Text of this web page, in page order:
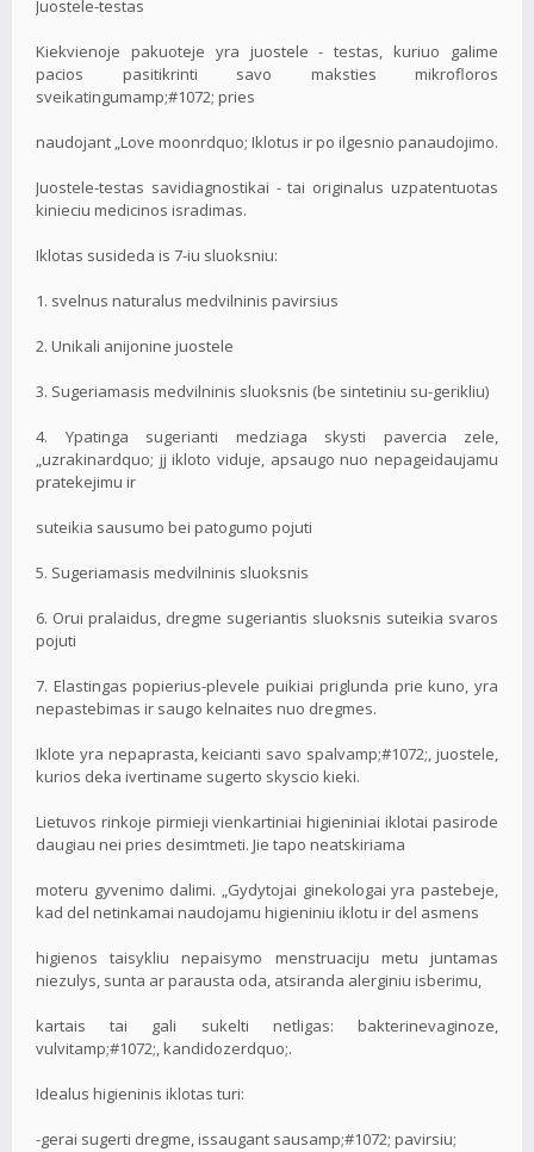
Juostele-testas
Kiekvienoje pakuoteje yra juostele - testas, kuriuo galime
pacios pasitikrinti savo maksties mikrofloros
sveikatingumamp;#1072; pries
naudojant „Love moonrdquo; Iklotus ir po ilgesnio panaudojimo.
Juostele-testas savidiagnostikai - tai originalus uzpatentuotas
kinieciu medicinos isradimas.
Iklotas susideda is 7-iu sluoksniu:
1. svelnus naturalus medvilninis pavirsius
2. Unikali anijonine juostele
3. Sugeriamasis medvilninis sluoksnis (be sintetiniu su-gerikliu)
4. Ypatinga sugerianti medziaga skysti pavercia zele,
„uzrakinardquo; jj ikloto viduje, apsaugo nuo nepageidaujamu
pratekejimu ir
suteikia sausumo bei patogumo pojuti
5. Sugeriamasis medvilninis sluoksnis
6. Orui pralaidus, dregme sugeriantis sluoksnis suteikia svaros
pojuti
7. Elastingas popierius-plevele puikiai priglunda prie kuno, yra
nepastebimas ir saugo kelnaites nuo dregmes.
Iklote yra nepaprasta, keicianti savo spalvamp;#1072;, juostele,
kurios deka ivertiname sugerto skyscio kieki.
Lietuvos rinkoje pirmieji vienkartiniai higieniniai iklotai pasirode
daugiau nei pries desimtmeti. Jie tapo neatskiriama
moteru gyvenimo dalimi. „Gydytojai ginekologai yra pastebeje,
kad del netinkamai naudojamu higieniniu iklotu ir del asmens
higienos taisykliu nepaisymo menstruaciju metu juntamas
niezulys, sunta ar parausta oda, atsiranda alerginiu isberimu,
kartais tai gali sukelti netligas: bakterinevaginoze,
vulvitamp;#1072;, kandidozerdquo;.
Idealus higieninis iklotas turi:
-gerai sugerti dregme, issaugant sausamp;#1072; pavirsiu;